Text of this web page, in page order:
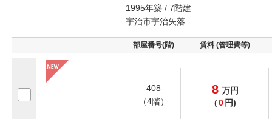
1995年築 / 7階建
宇治市宇治矢落
部屋番号(階) 賃料 (管理費等)
408
（4階）
8 万円
(0 円)